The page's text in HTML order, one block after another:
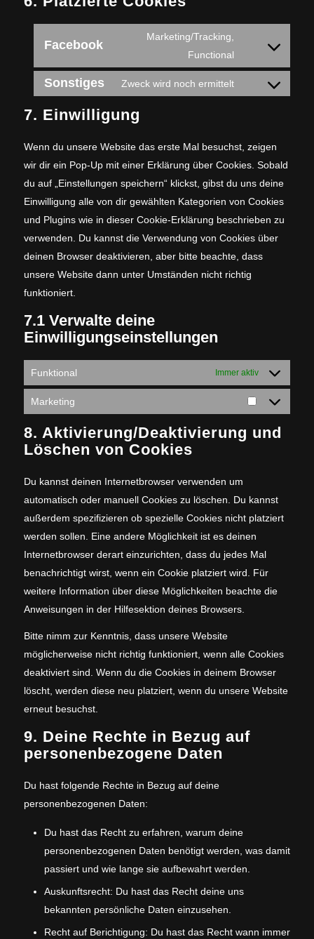
Facebook
Marketing/Tracking,
Functional
Consent
to
service
Sonstiges Zweck wird noch ermittelt
Consent
sonstiges
7. Einwilligung
Wenn du unsere Website das erste Mal besuchst, zeigen
wir dir ein Pop-Up mit einer Erklärung über Cookies. Sobald
du auf „Einstellungen speichern“ klickst, gibst du uns deine
Einwilligung alle von dir gewählten Kategorien von Cookies
und Plugins wie in dieser Cookie-Erklärung beschrieben zu
verwenden. Du kannst die Verwendung von Cookies über
deinen Browser deaktivieren, aber bitte beachte, dass
unsere Website dann unter Umständen nicht richtig
funktioniert.
7.1 Verwalte deine
Einwilligungseinstellungen
Funktional Immer aktiv
Marketing
8. Aktivierung/Deaktivierung und
Löschen von Cookies
Du kannst deinen Internetbrowser verwenden um
automatisch oder manuell Cookies zu löschen. Du kannst
außerdem spezifizieren ob spezielle Cookies nicht platziert
werden sollen. Eine andere Möglichkeit ist es deinen
Internetbrowser derart einzurichten, dass du jedes Mal
benachrichtigt wirst, wenn ein Cookie platziert wird. Für
weitere Information über diese Möglichkeiten beachte die
Anweisungen in der Hilfesektion deines Browsers.
Bitte nimm zur Kenntnis, dass unsere Website
möglicherweise nicht richtig funktioniert, wenn alle Cookies
deaktiviert sind. Wenn du die Cookies in deinem Browser
löscht, werden diese neu platziert, wenn du unsere Website
erneut besuchst.
9. Deine Rechte in Bezug auf
personenbezogene Daten
Du hast folgende Rechte in Bezug auf deine
personenbezogenen Daten:
Du hast das Recht zu erfahren, warum deine
personenbezogenen Daten benötigt werden, was damit
passiert und wie lange sie aufbewahrt werden.
Auskunftsrecht: Du hast das Recht deine uns
bekannten persönliche Daten einzusehen.
Recht auf Berichtigung: Du hast das Recht wann immer